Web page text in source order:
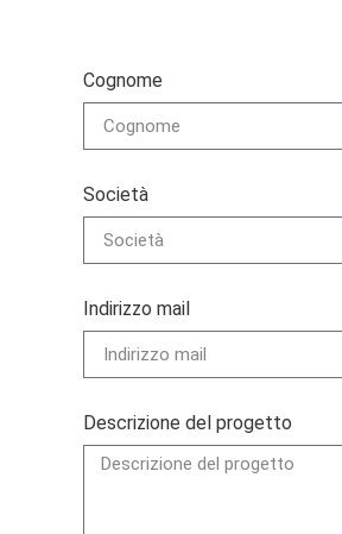
Cognome
Società
Indirizzo mail
Descrizione del progetto